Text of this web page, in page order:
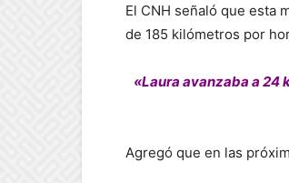
El CNH señaló que esta
de 185 kilómetros por
«Laura avanzaba a 24
Agregó que en las